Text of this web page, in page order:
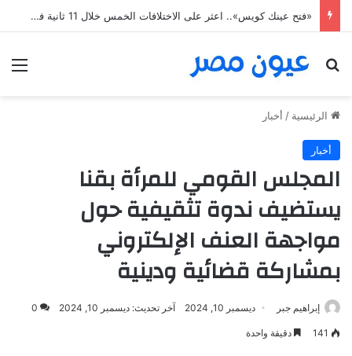
عمليات التجميل الوجه وجراحة تجميل الأنف مع أفضل دكتور جراحة تجميل الثدي في مصر
بحث عن
الرئيسية / أخبار
أخبار
المجلس القومي للمرأة بقنا
يستضيف ندوة تثقيفية حول
مواجهة العنف الإلكتروني
بمشاركة قضائية ودينية
إبراهيم جبر ديسمبر 10, 2024 آخر تحديث: ديسمبر 10, 2024 0
141 دقيقة واحدة